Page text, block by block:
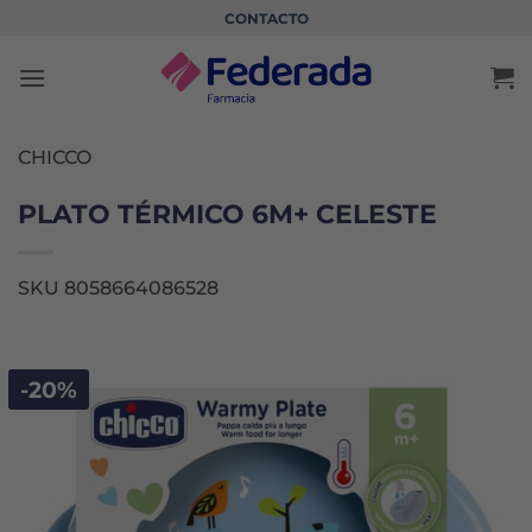
contenido
CONTACTO
CHICCO
PLATO TÉRMICO 6M+ CELESTE
SKU 8058664086528
-20%